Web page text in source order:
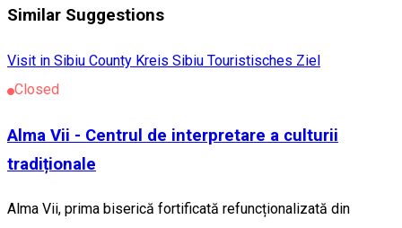
Similar Suggestions
Visit in Sibiu County Kreis Sibiu Touristisches Ziel
Closed
Alma Vii - Centrul de interpretare a culturii
tradiționale
Alma Vii, prima biserică fortificată refuncționalizată din